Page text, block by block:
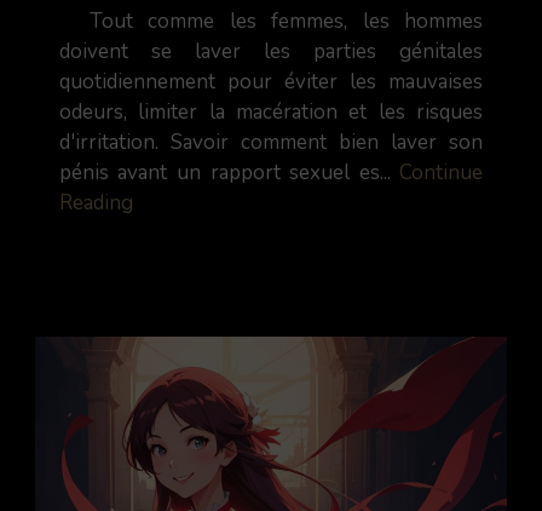
Tout comme les femmes, les hommes
doivent se laver les parties génitales
quotidiennement pour éviter les mauvaises
odeurs, limiter la macération et les risques
d'irritation. Savoir comment bien laver son
pénis avant un rapport sexuel es... Continue
Reading